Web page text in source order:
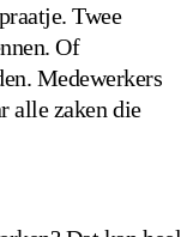
Twee
Of
Medewerkers
alle zaken die